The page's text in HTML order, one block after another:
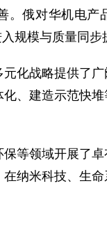
。俄对华机电产
规模与质量同步
战略提供了广
、建造示范快
领域开展了卓
纳米科技、生命